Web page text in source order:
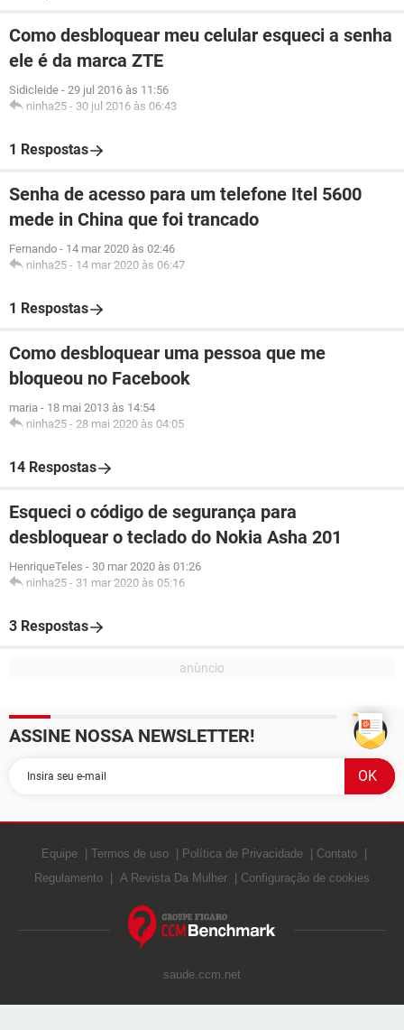
Como desbloquear meu celular esqueci a senha
ele é da marca ZTE
Sidicleide - 29 jul 2016 às 11:56
ninha25 - 30 jul 2016 às 06:43
1 Respostas
Senha de acesso para um telefone Itel 5600
mede in China que foi trancado
Fernando - 14 mar 2020 às 02:46
ninha25 - 14 mar 2020 às 06:47
1 Respostas
Como desbloquear uma pessoa que me
bloqueou no Facebook
maria - 18 mai 2013 às 14:54
ninha25 - 28 mai 2020 às 04:05
14 Respostas
Esqueci o código de segurança para
desbloquear o teclado do Nokia Asha 201
HenriqueTeles - 30 mar 2020 às 01:26
ninha25 - 31 mar 2020 às 05:16
3 Respostas
ASSINE NOSSA NEWSLETTER!
Equipe Termos de uso Política de Privacidade
Contato
Regulamento
A Revista Da Mulher Configuração de cookies
saude.ccm.net